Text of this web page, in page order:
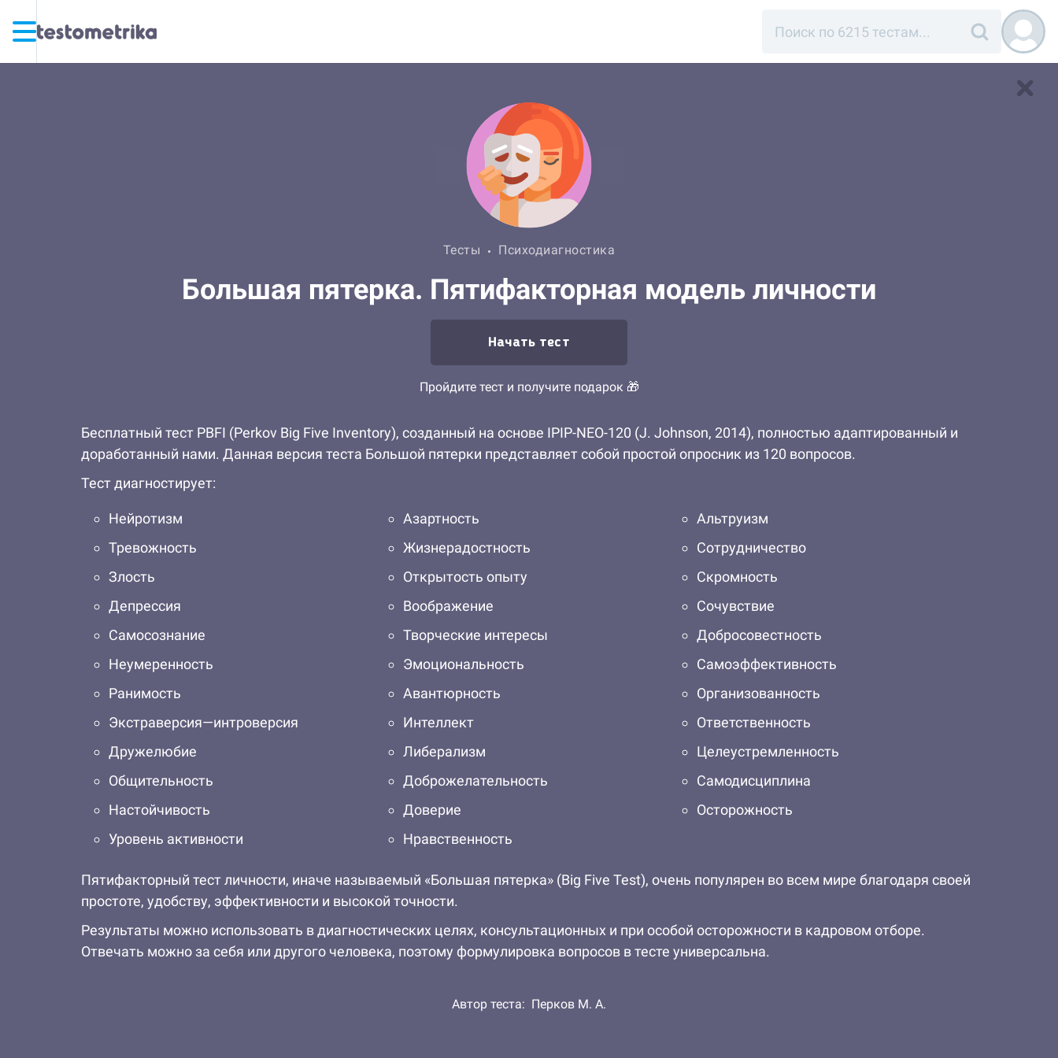
Тесты Психодиагностика
Большая пятерка. Пятифакторная модель личности
Начать тест
Пройдите тест и получите подарок 🎁
Бесплатный тест PBFI (Perkov Big Five Inventory), созданный на основе IPIP-NEO-120 (J. Johnson, 2014), полностью адаптированный и
доработанный нами. Данная версия теста Большой пятерки представляет собой простой опросник из 120 вопросов.
Тест диагностирует:
Нейротизм
Тревожность
Злость
Депрессия
Самосознание
Неумеренность
Ранимость
Экстраверсия—интроверсия
Дружелюбие
Общительность
Настойчивость
Уровень активности
Азартность
Жизнерадостность
Открытость опыту
Воображение
Творческие интересы
Эмоциональность
Авантюрность
Интеллект
Либерализм
Доброжелательность
Доверие
Нравственность
Альтруизм
Сотрудничество
Скромность
Сочувствие
Добросовестность
Самоэффективность
Организованность
Ответственность
Целеустремленность
Самодисциплина
Осторожность
Пятифакторный тест личности, иначе называемый «Большая пятерка» (Big Five Test), очень популярен во всем мире благодаря своей
простоте, удобству, эффективности и высокой точности.
Результаты можно использовать в диагностических целях, консультационных и при особой осторожности в кадровом отборе.
Отвечать можно за себя или другого человека, поэтому формулировка вопросов в тесте универсальна.
Автор теста: Перков М. А.